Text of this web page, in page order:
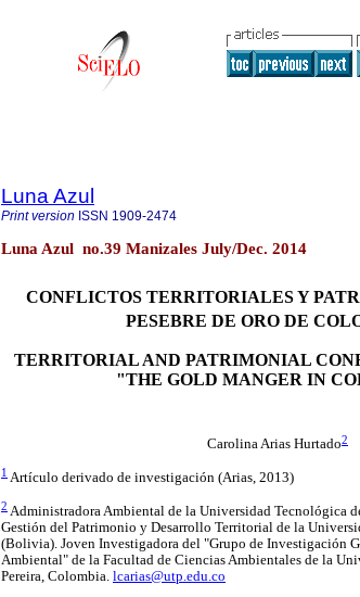
Luna Azul
Print version ISSN 1909-2474
Luna Azul no.39 Manizales July/Dec. 2014
CONFLICTOS TERRITORIALES Y
PESEBRE DE ORO DE
TERRITORIAL AND PATRIMONIAL
"THE GOLD MANGER IN
Carolina Arias Hurtado2
1 Artículo derivado de investigación (Arias, 2013)
2 Administradora Ambiental de la Universidad Tecnológica
Gestión del Patrimonio y Desarrollo Territorial de la
(Bolivia). Joven Investigadora del "Grupo de Investigación
Ambiental" de la Facultad de Ciencias Ambientales de la
Pereira, Colombia. lcarias@utp.edu.co